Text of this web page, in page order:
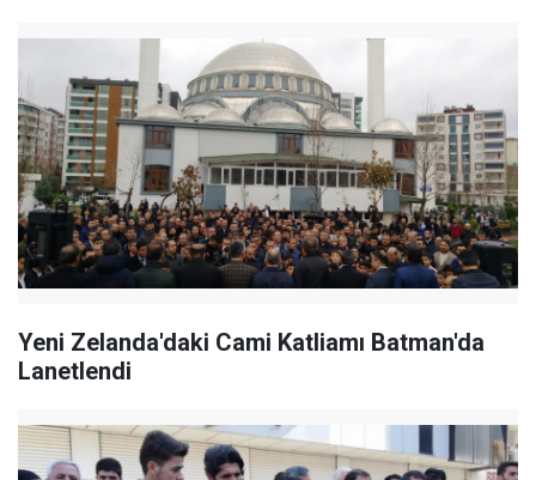
Yeni Zelanda'daki Cami Katliamı Batman'da
Lanetlendi